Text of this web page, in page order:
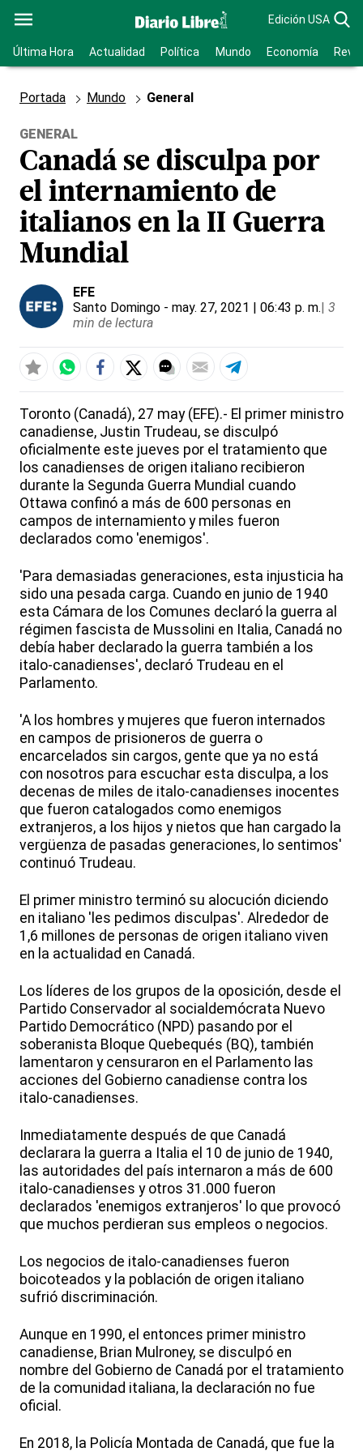
Edición USA
Última Hora Actualidad Política Mundo Economía
Portada Mundo General
GENERAL
Canadá se disculpa por
el internamiento de
italianos en la II Guerra
Mundial
EFE
Santo Domingo - may. 27, 2021 | 06:43 p. m.| 3
min de lectura
Toronto (Canadá), 27 may (EFE).- El primer ministro
canadiense, Justin Trudeau, se disculpó
oficialmente este jueves por el tratamiento que
los canadienses de origen italiano recibieron
durante la Segunda Guerra Mundial cuando
Ottawa confinó a más de 600 personas en
campos de internamiento y miles fueron
declarados como 'enemigos'.
'Para demasiadas generaciones, esta injusticia ha
sido una pesada carga. Cuando en junio de 1940
esta Cámara de los Comunes declaró la guerra al
régimen fascista de Mussolini en Italia, Canadá no
debía haber declarado la guerra también a los
italo-canadienses', declaró Trudeau en el
Parlamento.
'A los hombres y mujeres que fueron internados
en campos de prisioneros de guerra o
encarcelados sin cargos, gente que ya no está
con nosotros para escuchar esta disculpa, a los
decenas de miles de italo-canadienses inocentes
que fueron catalogados como enemigos
extranjeros, a los hijos y nietos que han cargado la
vergüenza de pasadas generaciones, lo sentimos'
continuó Trudeau.
El primer ministro terminó su alocución diciendo
en italiano 'les pedimos disculpas'. Alrededor de
1,6 millones de personas de origen italiano viven
en la actualidad en Canadá.
Los líderes de los grupos de la oposición, desde el
Partido Conservador al socialdemócrata Nuevo
Partido Democrático (NPD) pasando por el
soberanista Bloque Quebequés (BQ), también
lamentaron y censuraron en el Parlamento las
acciones del Gobierno canadiense contra los
italo-canadienses.
Inmediatamente después de que Canadá
declarara la guerra a Italia el 10 de junio de 1940,
las autoridades del país internaron a más de 600
italo-canadienses y otros 31.000 fueron
declarados 'enemigos extranjeros' lo que provocó
que muchos perdieran sus empleos o negocios.
Los negocios de italo-canadienses fueron
boicoteados y la población de origen italiano
sufrió discriminación.
Aunque en 1990, el entonces primer ministro
canadiense, Brian Mulroney, se disculpó en
nombre del Gobierno de Canadá por el tratamiento
de la comunidad italiana, la declaración no fue
oficial.
En 2018, la Policía Montada de Canadá, que fue la